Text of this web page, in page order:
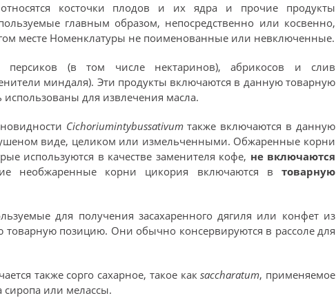
косточки плодов и их ядра и прочие продукты
главным образом, непосредственно или косвенно,
месте Номенклатуры не поименованные или невключенные.
персиков (в том числе нектаринов), абрикосов и слив
миндаля). Эти продукты включаются в данную товарную
для извлечения масла.
Cichoriumintybussativumтакже включаются в данную
виде, целиком или измельченными. Обжаренные корни
используются в качестве заменителя кофе, не включаются
необжаренные корни цикория включаются втоварную
для получения засахаренного дягиля или конфет из
товарную позицию. Они обычно консервируются в рассоле для
также сорго сахарное, такое какsaccharatum, применяемое
сиропа или мелассы.